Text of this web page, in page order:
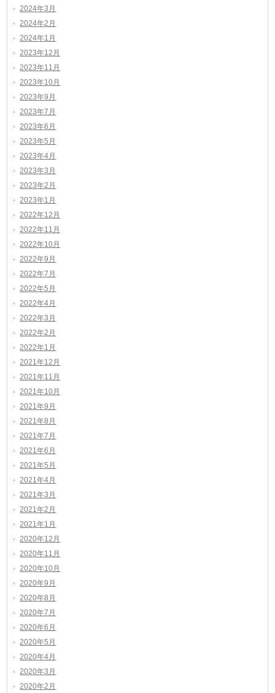
2024年3月
2024年2月
2024年1月
2023年12月
2023年11月
2023年10月
2023年9月
2023年7月
2023年6月
2023年5月
2023年4月
2023年3月
2023年2月
2023年1月
2022年12月
2022年11月
2022年10月
2022年9月
2022年7月
2022年5月
2022年4月
2022年3月
2022年2月
2022年1月
2021年12月
2021年11月
2021年10月
2021年9月
2021年8月
2021年7月
2021年6月
2021年5月
2021年4月
2021年3月
2021年2月
2021年1月
2020年12月
2020年11月
2020年10月
2020年9月
2020年8月
2020年7月
2020年6月
2020年5月
2020年4月
2020年3月
2020年2月